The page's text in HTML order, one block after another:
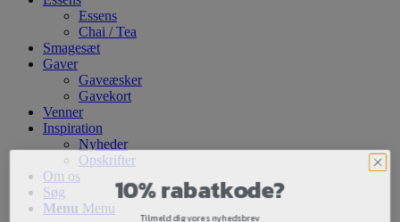
Essens
Chai / Tea
Smagesæt
Gaver
Gaveæsker
Gavekort
Venner
Inspiration
Nyheder
Opskrifter
Om os
Søg
Menu Menu
10% rabatkode?
Tilmeld dig vores nyhedsbrev